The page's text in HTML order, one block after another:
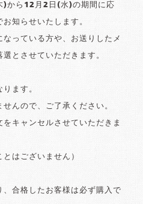
)から12月2日(水)の期間に応
知らせいたします。
っている方や、お送りしたメ
とさせていただきます。
ます。
んので、ご了承ください。
キャンセルさせていただきま
はございません）
合格したお客様は必ず購入で